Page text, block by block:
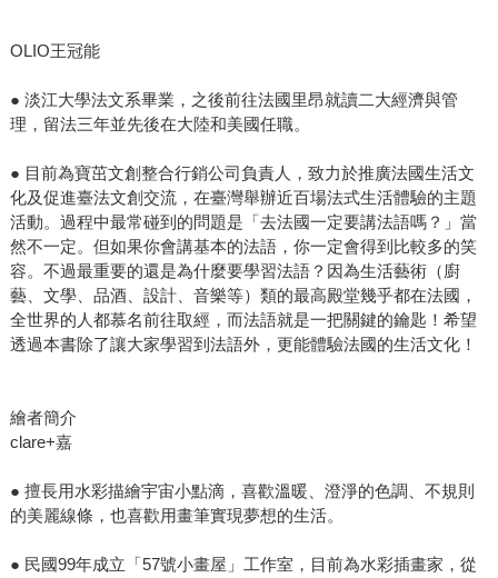
OLIO王冠能
● 淡江大學法文系畢業，之後前往法國里昂就讀二大經濟與管
理，留法三年並先後在大陸和美國任職。
● 目前為寶茁文創整合行銷公司負責人，致力於推廣法國生活文
化及促進臺法文創交流，在臺灣舉辦近百場法式生活體驗的主題
活動。過程中最常碰到的問題是「去法國一定要講法語嗎？」當
然不一定。但如果你會講基本的法語，你一定會得到比較多的笑
容。不過最重要的還是為什麼要學習法語？因為生活藝術（廚
藝、文學、品酒、設計、音樂等）類的最高殿堂幾乎都在法國，
全世界的人都慕名前往取經，而法語就是一把關鍵的鑰匙！希望
透過本書除了讓大家學習到法語外，更能體驗法國的生活文化！
繪者簡介
clare+嘉
● 擅長用水彩描繪宇宙小點滴，喜歡溫暖、澄淨的色調、不規則
的美麗線條，也喜歡用畫筆實現夢想的生活。
● 民國99年成立「57號小畫屋」工作室，目前為水彩插畫家，從